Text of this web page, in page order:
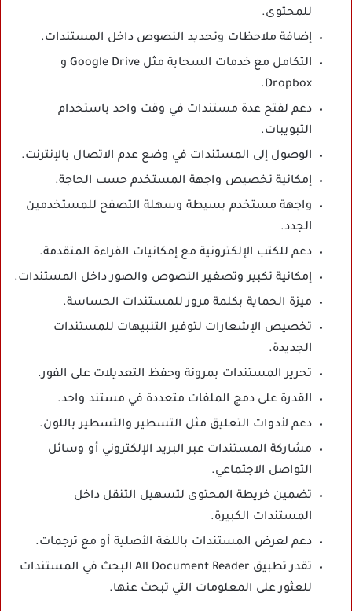
للمحتوى.
إضافة ملاحظات وتحديد النصوص داخل المستندات.
التكامل مع خدمات السحابة مثل Google Drive و
Dropbox.
دعم لفتح عدة مستندات في وقت واحد باستخدام
التبويبات.
الوصول إلى المستندات في وضع عدم الاتصال بالإنترنت.
إمكانية تخصيص واجهة المستخدم حسب الحاجة.
واجهة مستخدم بسيطة وسهلة التصفح للمستخدمين
الجدد.
دعم للكتب الإلكترونية مع إمكانيات القراءة المتقدمة.
إمكانية تكبير وتصغير النصوص والصور داخل المستندات.
ميزة الحماية بكلمة مرور للمستندات الحساسة.
تخصيص الإشعارات لتوفير التنبيهات للمستندات
الجديدة.
تحرير المستندات بمرونة وحفظ التعديلات على الفور.
القدرة على دمج الملفات متعددة في مستند واحد.
دعم لأدوات التعليق مثل التسطير والتسطير باللون.
مشاركة المستندات عبر البريد الإلكتروني أو وسائل
التواصل الاجتماعي.
تضمين خريطة المحتوى لتسهيل التنقل داخل
المستندات الكبيرة.
دعم لعرض المستندات باللغة الأصلية أو مع ترجمات.
تقدر تطبيق All Document Reader البحث في المستندات
للعثور على المعلومات التي تبحث عنها.